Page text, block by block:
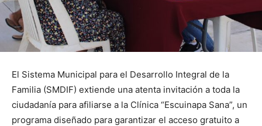
El Sistema Municipal para el Desarrollo Integral de la
Familia (SMDIF) extiende una atenta invitación a toda la
ciudadanía para afiliarse a la Clínica “Escuinapa Sana”, un
programa diseñado para garantizar el acceso gratuito a